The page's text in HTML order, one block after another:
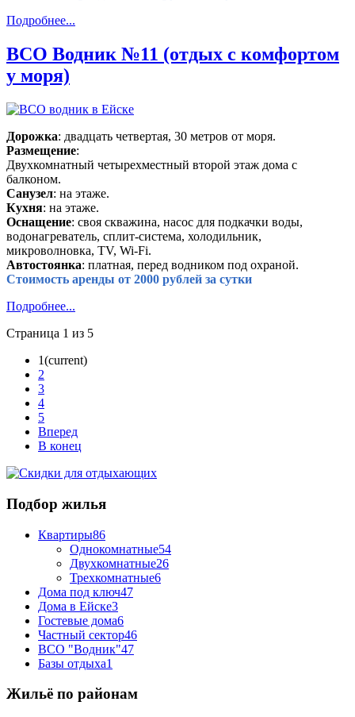
Подробнее...
ВСО Водник №11 (отдых с комфортом
у моря)
Дорожка: двадцать четвертая, 30 метров от моря.
Размещение:
Двухкомнатный четырехместный второй этаж дома с
балконом.
Санузел: на этаже.
Кухня: на этаже.
Оснащение: своя скважина, насос для подкачки воды,
водонагреватель, сплит-система, холодильник,
микроволновка, TV, Wi-Fi.
Автостоянка: платная, перед водником под охраной.
Стоимость аренды от 2000 рублей за сутки
Подробнее...
Страница 1 из 5
1(current)
2
3
4
5
Вперед
В конец
Подбор жилья
Квартиры86
Однокомнатные54
Двухкомнатные26
Трехкомнатные6
Дома под ключ47
Дома в Ейске3
Гостевые дома6
Частный сектор46
ВСО "Водник"47
Базы отдыха1
Жильё по районам